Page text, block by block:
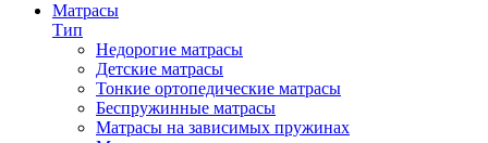
Матрасы
Тип
Недорогие матрасы
Детские матрасы
Тонкие ортопедические матрасы
Беспружинные матрасы
Матрасы на зависимых пружинах